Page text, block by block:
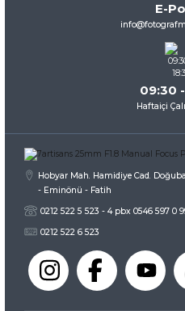
Ürün fiyatı diğer sitelerden daha
E-
09:30
Haftaiçi
Hobyar Mah. Hamidiye Cad.
- Eminönü - Fatih
0212 522 5 523 - 4 pbx 0546 597 0
0212 522 6 523